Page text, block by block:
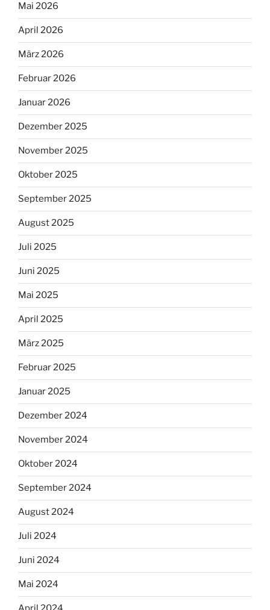
Mai 2026
April 2026
März 2026
Februar 2026
Januar 2026
Dezember 2025
November 2025
Oktober 2025
September 2025
August 2025
Juli 2025
Juni 2025
Mai 2025
April 2025
März 2025
Februar 2025
Januar 2025
Dezember 2024
November 2024
Oktober 2024
September 2024
August 2024
Juli 2024
Juni 2024
Mai 2024